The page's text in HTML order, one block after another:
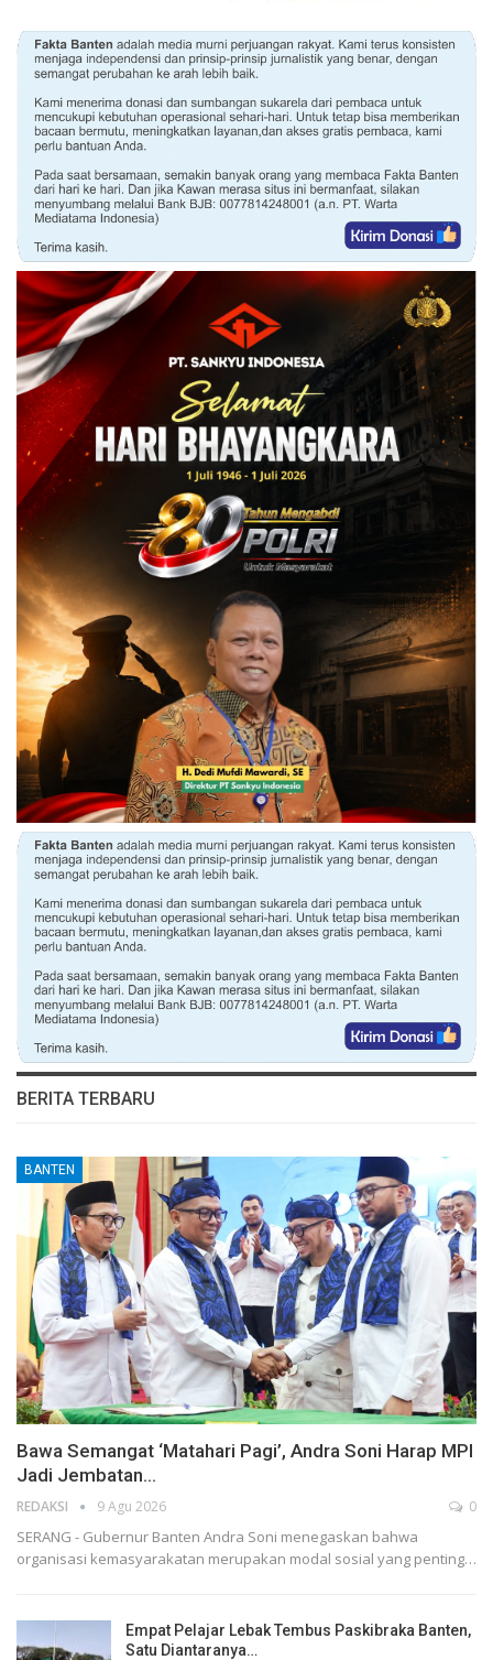
BERITA TERBARU
BANTEN
Bawa Semangat ‘Matahari Pagi’, Andra Soni Harap MPI
Jadi Jembatan…
REDAKSI 9 Agu 2026 0
SERANG - Gubernur Banten Andra Soni menegaskan bahwa
organisasi kemasyarakatan merupakan modal sosial yang penting…
Empat Pelajar Lebak Tembus Paskibraka Banten,
Satu Diantaranya…